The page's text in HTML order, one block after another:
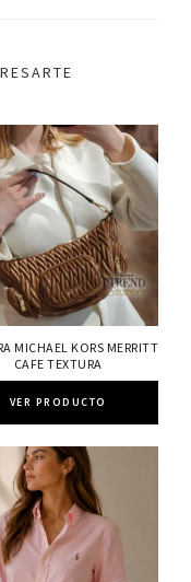
MICHAEL KORS MERRITT
CAFE TEXTURA
VER PRODUCTO